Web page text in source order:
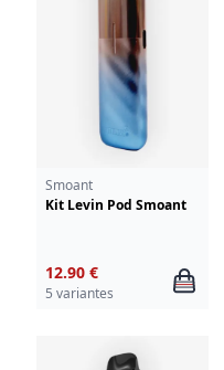
Smoant
Kit Levin Pod Smoant
12.90 €
5 variantes